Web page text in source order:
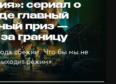
сериал о
главный
приз —
границу
сбежим. Что бы мы не
режим».